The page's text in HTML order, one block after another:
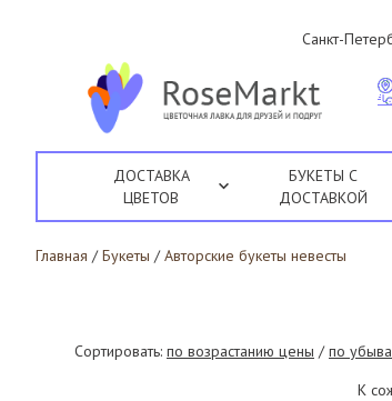
Санкт-
ДОСТАВКА
ЦВЕТОВ
БУКЕТЫ С
ДОСТАВКОЙ
Главная / Букеты / Авторские букеты невесты
Сортировать: по возрастанию цены /по
К